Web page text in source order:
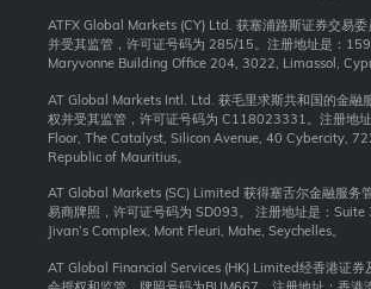
ATFX Global Markets (CY) Ltd. 获塞浦路斯证券交易委
并受其监管，许可证号码为 285/15。注册地址是：
Maryvonne Building Office 204, 3022, Limassol,
AT Global Markets Intl. Ltd. 获毛里求斯共和国的金融
权并受其监管，许可证号码为 C118023331。注册地
Floor, The Catalyst, Silicon Avenue, 40 Cybercity,
Republic of Mauritius。
AT Global Markets (SC) Limited 获得塞舌尔金融服务
易商牌照，许可证号码为 SD093。 注册地址是：
Jivan’s Complex, Mont Fleuri, Mahe, Seychelles。
AT Global Financial Services (HK) Limited经香港证券